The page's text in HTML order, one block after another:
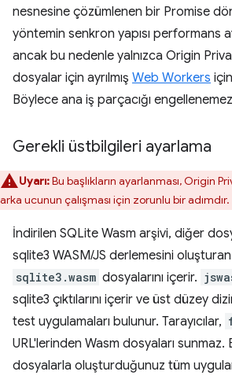
nesnesine çözümlenen bir Promise
yöntemin senkron yapısı performans
ancak bu nedenle yalnızca Origin
dosyalar için ayrılmış Web Workers
Böylece ana iş parçacığı
Gerekli üstbilgileri ayarlama
Uyarı:Bu başlıkların ayarlanması, Origin
arka ucunun çalışması için zorunlu bir adımdır.
İndirilen SQLite Wasm arşivi, diğer
sqlite3 WASM/JS derlemesini oluşturan
sqlite3.wasm dosyalarını içerir.
sqlite3 çıktılarını içerir ve üst düzey
test uygulamaları bulunur. Tarayıcılar,
URL'lerinden Wasm dosyaları sunmaz.
dosyalarla oluşturduğunuz tüm